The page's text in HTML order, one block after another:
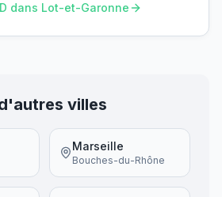
dans Lot-et-Garonne
villes
Marseille
Bouches-du-Rhône